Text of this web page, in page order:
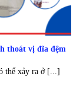
thoát vị đĩa đệm
thể xảy ra ở [...]